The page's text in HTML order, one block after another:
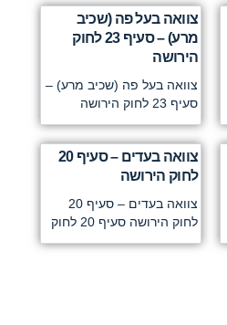
צוואה בעל פה (שכיב
מרע) – סעיף 23 לחוק
הירושה
צוואה בעל פה (שכיב מרע) –
סעיף 23 לחוק הירושה
צוואה בעדים – סעיף 20
לחוק הירושה
צוואה בעדים – סעיף 20
לחוק הירושה סעיף 20 לחוק